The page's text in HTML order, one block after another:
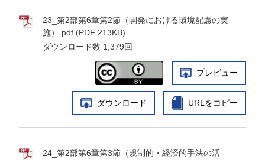
23_第2部第6章第2節（開発における環境配慮の実
施）.pdf (PDF 213KB)
ダウンロード数 1,379回
プレビュー
ダウンロード URLをコピー
24_第2部第6章第3節（規制的・経済的手法の活